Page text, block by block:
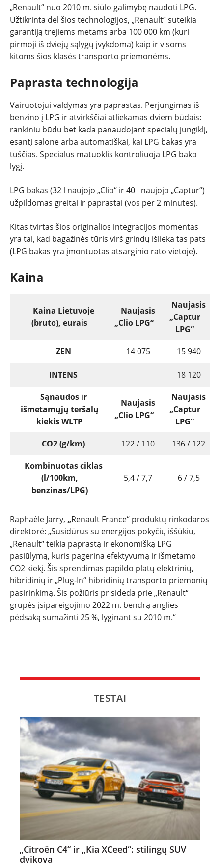
„Renault“ nuo 2010 m. siūlo galimybę naudoti LPG.
Užtikrinta dėl šios technologijos, „Renault“ suteikia
garantiją trejiems metams arba 100 000 km (kuri
pirmoji iš dviejų sąlygų įvykdoma) kaip ir visoms
kitoms šios klasės transporto priemonėms.
Paprasta technologija
Vairuotojui valdymas yra paprastas. Perjungimas iš
benzino į LPG ir atvirkščiai atliekamas dviem būdais:
rankiniu būdu bet kada panaudojant specialų jungiklį,
esantį salone arba automatiškai, kai LPG bakas yra
tuščias. Specialus matuoklis kontroliuoja LPG bako
lygį.
LPG bakas (32 l naujojo „Clio“ ir 40 l naujojo „Captur“)
užpildomas greitai ir paprastai (vos per 2 minutes).
Kitas tvirtas šios originalios integracijos momentas
yra tai, kad bagažinės tūris virš grindų išlieka tas pats
(LPG bakas yra įmontuotas atsarginio rato vietoje).
Kaina
Kaina Lietuvoje
(bruto), eurais
Naujasis
„Clio LPG“
Naujasis
„Captur
LPG“
ZEN 14 075 15 940
INTENS 18 120
Sąnaudos ir
išmetamųjų teršalų
kiekis WLTP
Naujasis
„Clio LPG“
Naujasis
„Captur
LPG“
CO2 (g/km) 122 / 110 136 / 122
Kombinuotas ciklas
(l/100km,
benzinas/LPG)
5,4 / 7,7 6 / 7,5
Raphaèle Jarry, „Renault France“ produktų rinkodaros
direktorė: „Susidūrus su energijos pokyčių iššūkiu,
„Renault“ teikia paprastą ir ekonomišką LPG
pasiūlymą, kuris pagerina efektyvumą ir išmetamo
CO2 kiekį. Šis sprendimas papildo platų elektrinių,
hibridinių ir „Plug-In“ hibridinių transporto priemonių
pasirinkimą. Šis požiūris prisideda prie „Renault“
grupės įsipareigojimo 2022 m. bendrą anglies
pėdsaką sumažinti 25 %, lyginant su 2010 m.“
TESTAI
„Citroën C4“ ir „Kia XCeed“: stilingų SUV
dvikova